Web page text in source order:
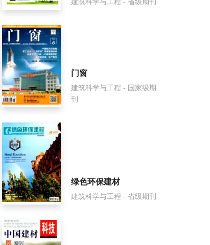
门窗
建筑科学与工程 - 国家级期
刊
绿色环保建材
建筑科学与工程 - 省级期刊